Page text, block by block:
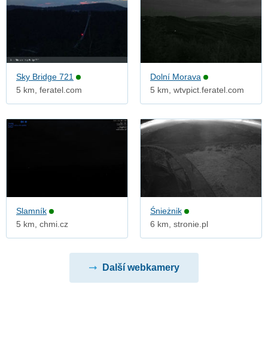
Sky Bridge 721
5 km, feratel.com
Dolní Morava
5 km, wtvpict.feratel.com
Slamník
5 km, chmi.cz
Śnieżnik
6 km, stronie.pl
Další webkamery